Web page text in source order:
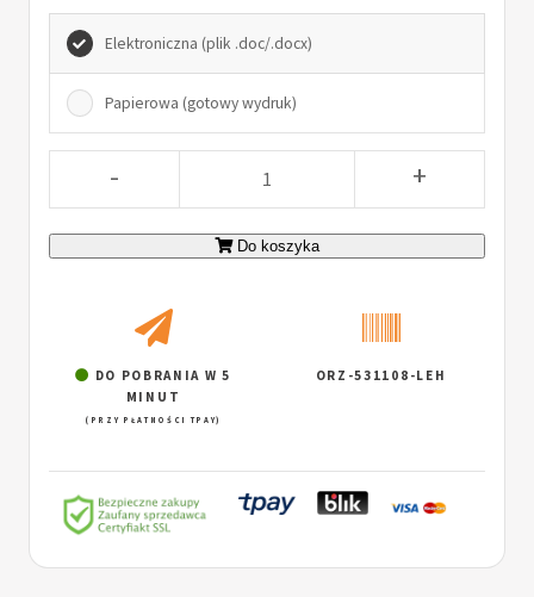
Elektroniczna (plik .doc/.docx)
Papierowa (gotowy wydruk)
- +
Do koszyka
DO POBRANIA W 5
MINUT
(PRZY PŁATNOŚCI TPAY)
ORZ-531108-LEH